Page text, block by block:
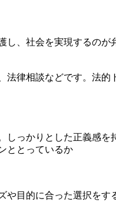
、社会を実現するのが
律相談などです。法的
しっかりとした正義感を
ととっているか
目的に合った選択をす